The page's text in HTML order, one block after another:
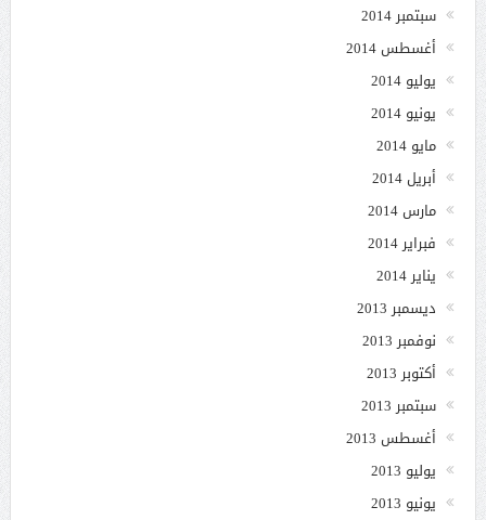
سبتمبر 2014
أغسطس 2014
يوليو 2014
يونيو 2014
مايو 2014
أبريل 2014
مارس 2014
فبراير 2014
يناير 2014
ديسمبر 2013
نوفمبر 2013
أكتوبر 2013
سبتمبر 2013
أغسطس 2013
يوليو 2013
يونيو 2013